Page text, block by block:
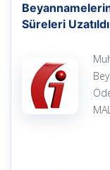
Süreleri Uzatıldı